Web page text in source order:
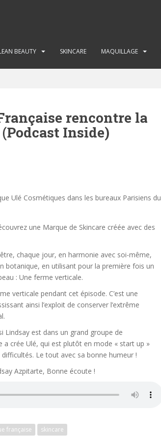
BEAUTY SKINCARE MAQUILLAGE
rencontre la
Inside)
Ulé Cosmétiques dans les bureaux Parisiens du
une Marque de Skincare créée avec des
chaque jour, en harmonie avec soi-même,
botanique, en utilisant pour la première fois un
: Une ferme verticale.
verticale pendant cet épisode. C’est une
ainsi l’exploit de conserver l’extrême
Lindsay est dans un grand groupe de
crée Ulé, qui est plutôt en mode « start up »
Le tout avec sa bonne humeur !
Azpitarte, Bonne écoute !
française skincare